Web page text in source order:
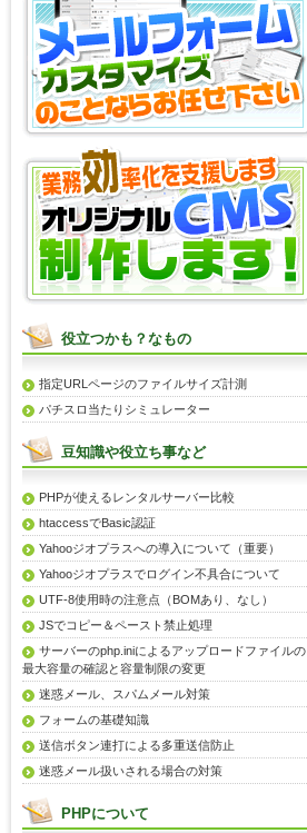
役立つかも？なもの
指定URLページのファイルサイズ計測
パチスロ当たりシミュレーター
豆知識や役立ち事など
PHPが使えるレンタルサーバー比較
htaccessでBasic認証
Yahooジオプラスへの導入について（重要）
Yahooジオプラスでログイン不具合について
UTF-8使用時の注意点（BOMあり、なし）
JSでコピー＆ペースト禁止処理
サーバーのphp.iniによるアップロードファイルの
最大容量の確認と容量制限の変更
迷惑メール、スパムメール対策
フォームの基礎知識
送信ボタン連打による多重送信防止
迷惑メール扱いされる場合の対策
PHPについて